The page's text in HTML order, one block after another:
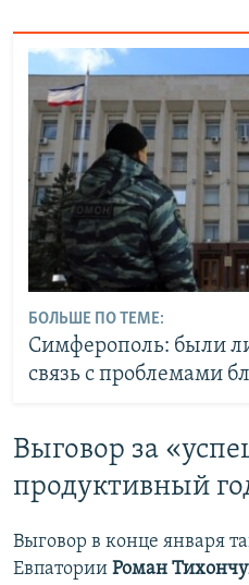
БОЛЬШЕ ПО ТЕМЕ:
Симферополь: были
связь с проблемами
Выговор за
продуктивный
Выговор в конце января
Евпатории Роман